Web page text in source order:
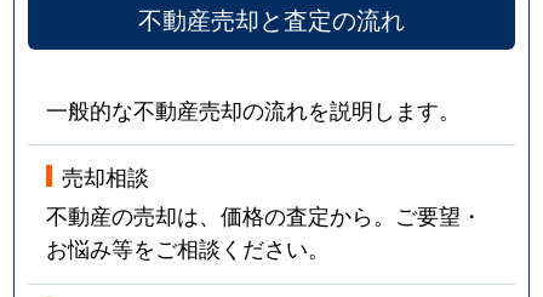
不動産売却と査定の流れ
一般的な不動産売却の流れを説明します。
売却相談
不動産の売却は、価格の査定から。ご要望・
お悩み等をご相談ください。